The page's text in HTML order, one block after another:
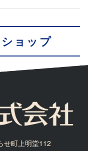
ョップ
せ町上明堂112